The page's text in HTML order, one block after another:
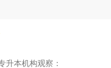
升本机构观察：